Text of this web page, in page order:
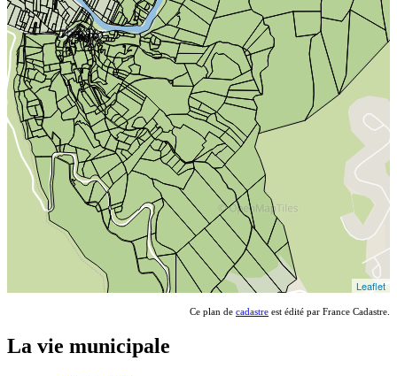
Ce plan de cadastre est édité par France Cadastre.
La vie municipale